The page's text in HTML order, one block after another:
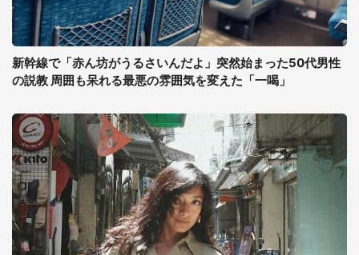
新幹線で「赤ん坊がうるさいんだよ」突然始まった50代男性
の説教 周囲も呆れる最悪の雰囲気を変えた「一喝」